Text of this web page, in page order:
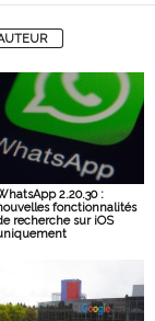
2.20.30 :
fonctionnalités
recherche sur iOS